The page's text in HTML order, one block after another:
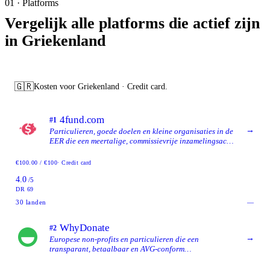
01 · Platforms
Vergelijk alle platforms die actief zijn
in Griekenland
🇬🇷Kosten voor Griekenland · Credit card.
#1 4fund.com
Particulieren, goede doelen en kleine organisaties in de
EER die een meertalige, commissievrije inzamelingsactie
crowdfundingoperator met een EU-
€100.00 / €100· Credit card
4.0 /5
DR 69
30 landen —
→
#2 WhyDonate
Europese non-profits en particulieren die een
transparant, betaalbaar en AVG-conform
→